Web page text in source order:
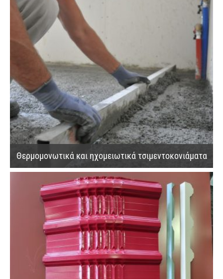
Θερμομονωτικά και ηχομειωτικά τσιμεντοκονιάματα